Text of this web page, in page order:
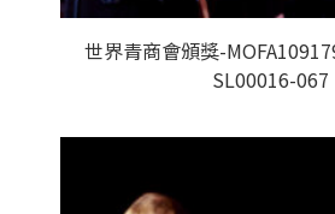
世界青商會頒獎-
SL00016-067